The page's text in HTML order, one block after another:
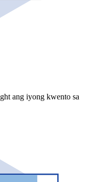
ang iyong kwento sa